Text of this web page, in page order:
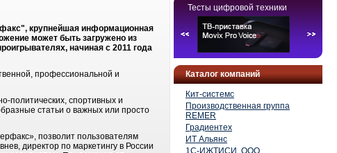
Тесты цифровой техники
Каталог компаний
Кит-системс
Производственная группа
REMER
Градиентех
ИТ Альянс
1С-ИЖТИСИ, ООО
крупнейшая информационная
может быть загружено из
начиная с 2011 года
профессиональной и
политических, спортивных и
статьи о важных или просто
позволит пользователям
директор по маркетингу в России